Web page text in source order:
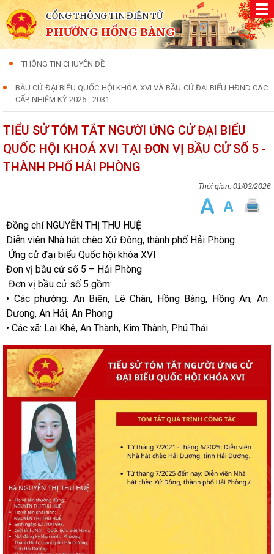
CỔNG THÔNG TIN ĐIỆN TỬ
PHƯỜNG HỒNG BÀNG
THÔNG TIN CHUYÊN ĐỀ
BẦU CỬ ĐẠI BIỂU QUỐC HỘI KHÓA XVI VÀ BẦU CỬ ĐẠI BIỂU HĐND CÁC
CẤP, NHIỆM KỲ 2026 - 2031
TIỂU SỬ TÓM TẮT NGƯỜI ỨNG CỬ ĐẠI BIỂU
QUỐC HỘI KHOÁ XVI TẠI ĐƠN VỊ BẦU CỬ SỐ 5 -
THÀNH PHỐ HẢI PHÒNG
01/03/2026
Đồng chí NGUYỄN THỊ THU HUỆ
Diễn viên Nhà hát chèo Xứ Đông, thành phố Hải Phòng.
Ứng cử đại biểu Quốc hội khóa XVI
Đơn vị bầu cử số 5 – Hải Phòng
Đơn vị bầu cử số 5 gồm:
• Các phường: An Biên, Lê Chân, Hồng Bàng, Hồng An, An
Dương, An Hải, An Phong
• Các xã: Lai Khê, An Thành, Kim Thành, Phú Thái